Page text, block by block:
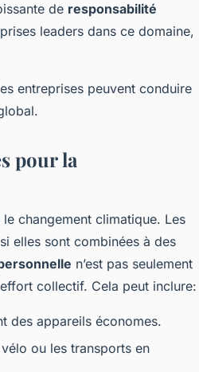
de responsabilité
leaders dans ce domaine,
entreprises peuvent conduire
pour la
changement climatique. Les
elles sont combinées à des
n’est pas seulement
collectif. Cela peut inclure:
des appareils économes.
ou les transports en